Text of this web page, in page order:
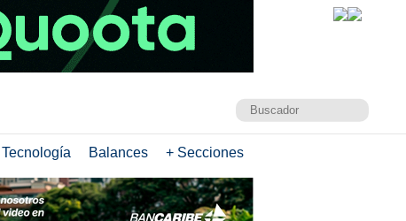
Tecnología Balances + Secciones